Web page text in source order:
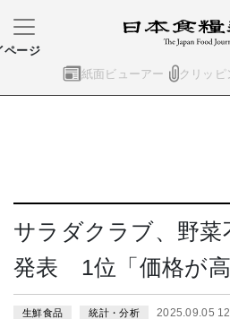
紙面ビューアー クリッピ
ページ
サラダクラブ、野菜
発表 1位「価格が高
生鮮食品 統計・分析 2025.09.05